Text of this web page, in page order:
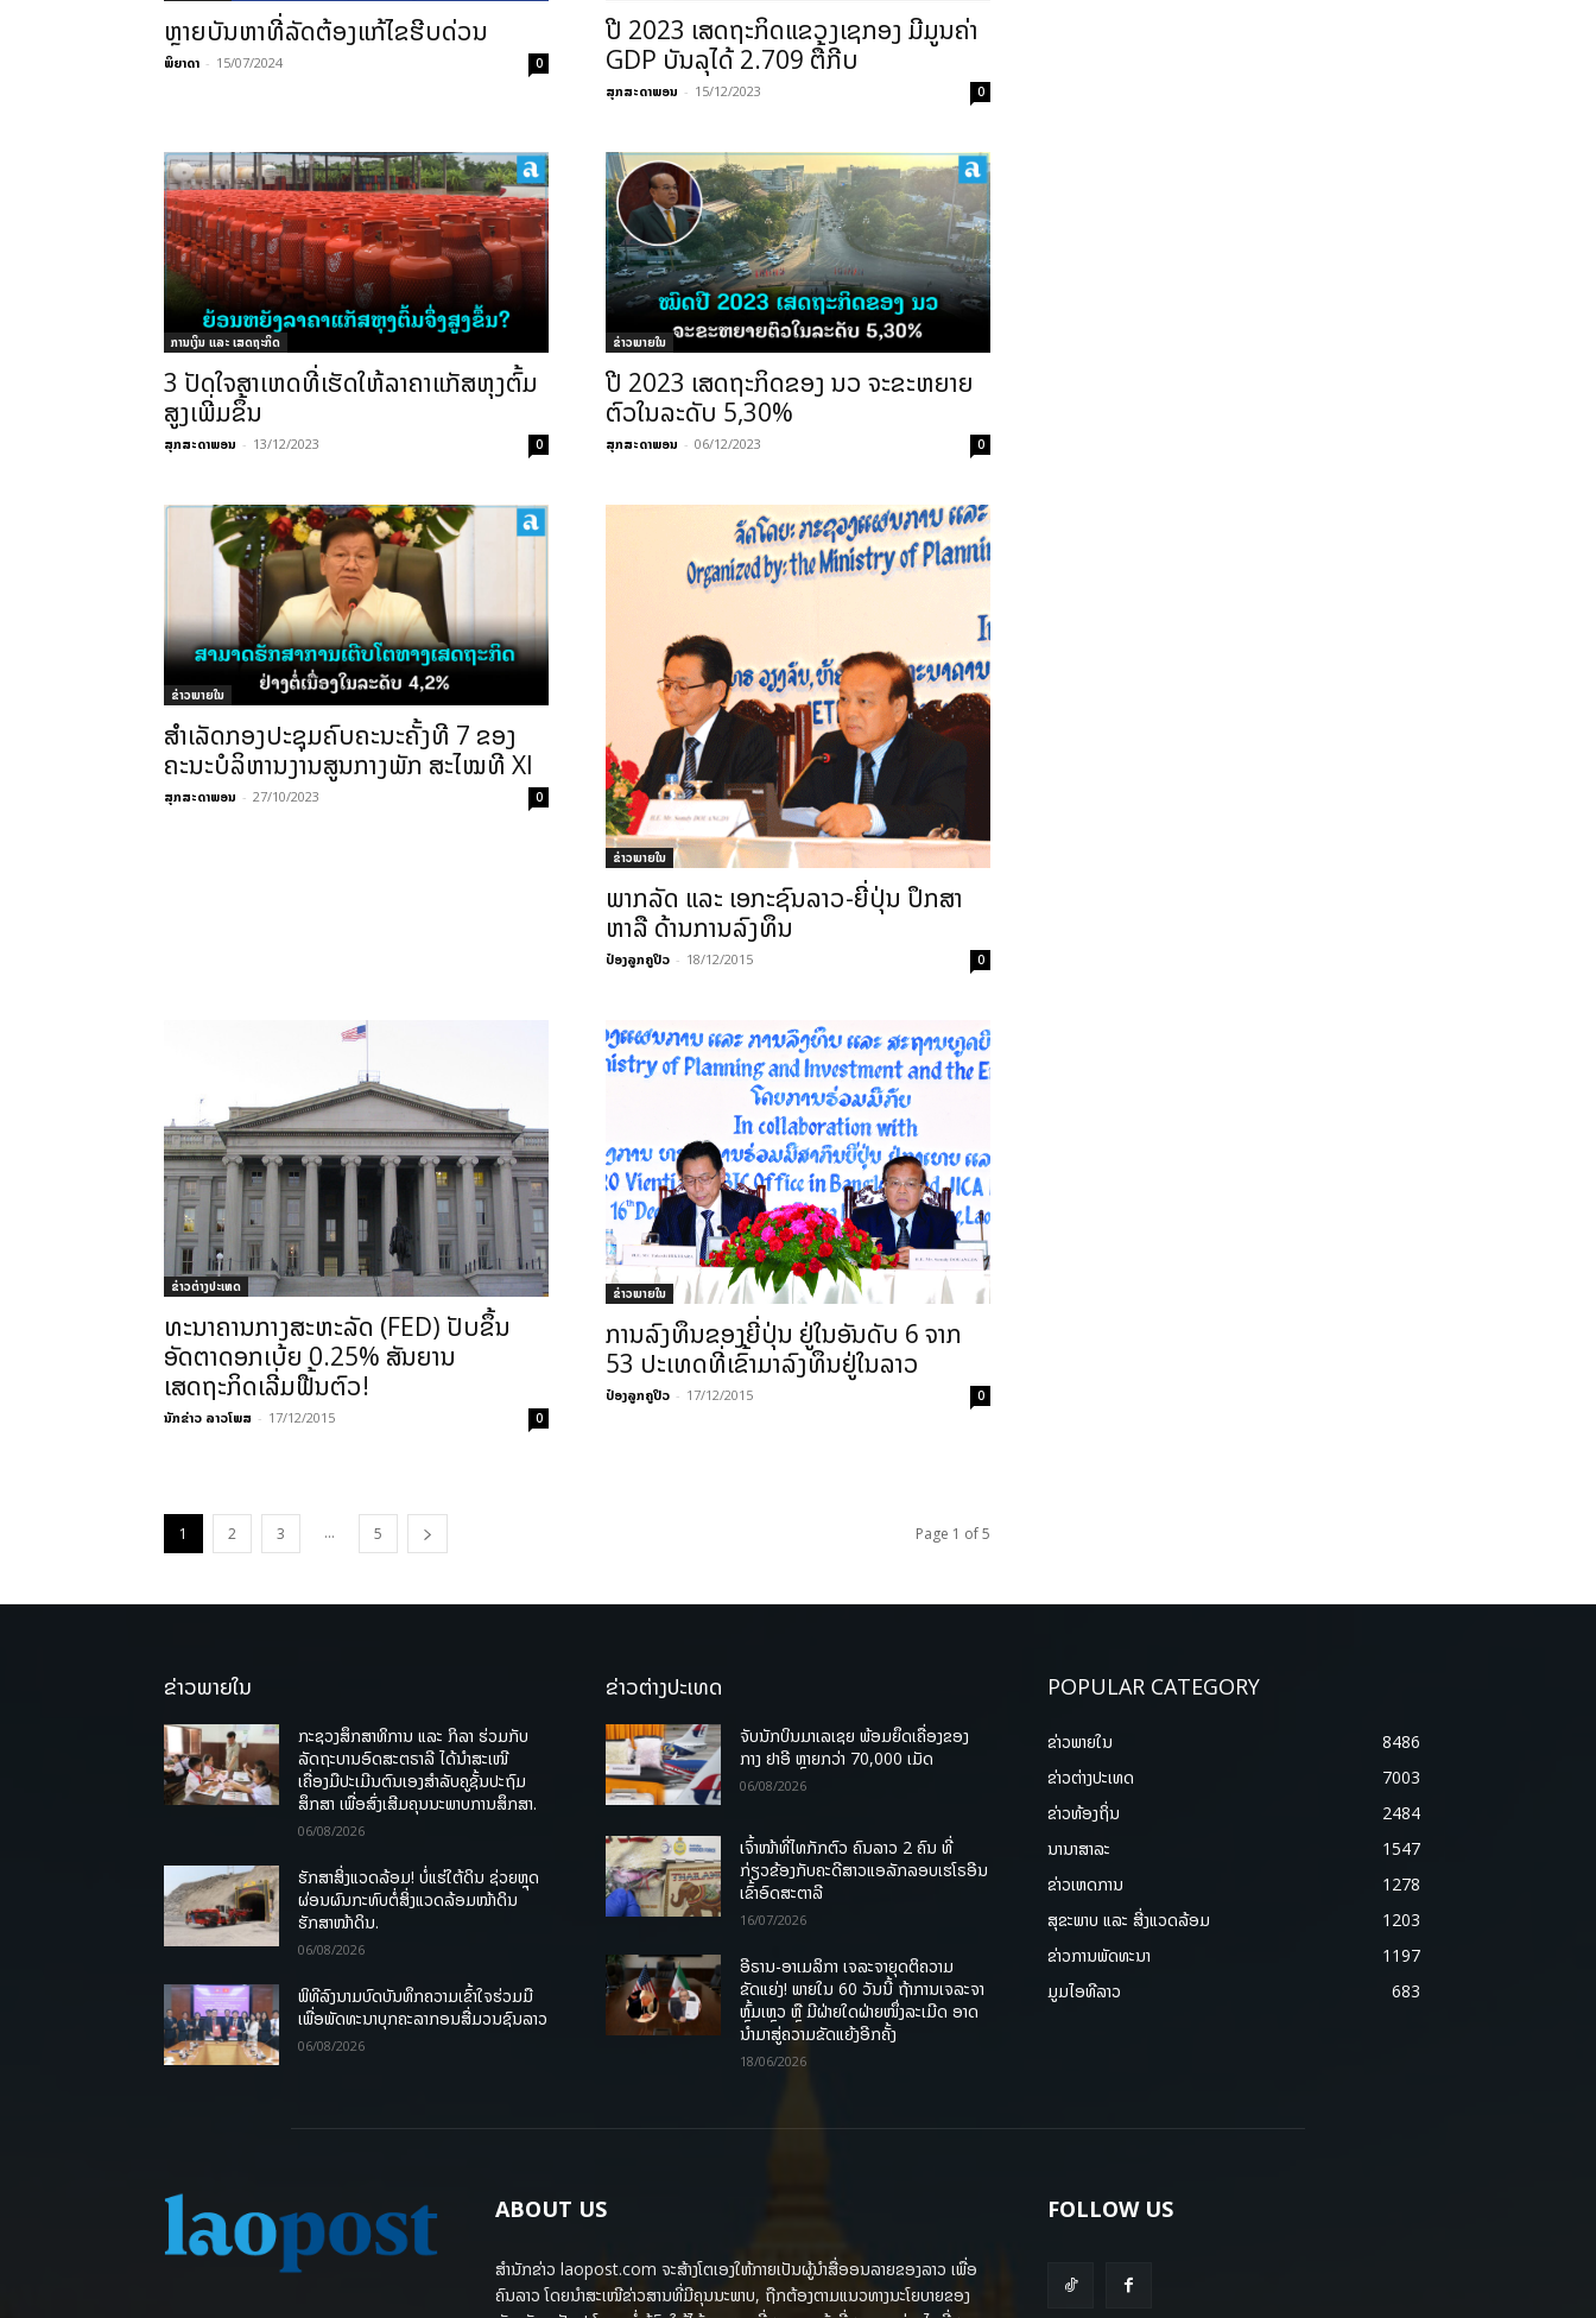
ຫຼາຍບັນຫາທີ່ລັດຕ້ອງແກ້ໄຂຮີບດ່ວນ
ພິຍາດາ - 15/07/2024 0
ປີ 2023 ເສດຖະກິດແຂວງເຊກອງ ມີມູນຄ່າ
GDP ບັນລຸໄດ້ 2.709 ຕື້ກີບ
ສຸກສະດາພອນ - 15/12/2023 0
ການເງິນ ແລະ ເສດຖະກິດ
3 ປັດໃຈສາເຫດທີ່ເຮັດໃຫ້ລາຄາແກັສຫຸງຕົ້ມ
ສູງເພີ່ມຂຶ້ນ
ສຸກສະດາພອນ - 13/12/2023 0
ຂ່າວພາຍ​ໃນ
ປີ 2023 ເສດຖະກິດຂອງ ນວ ຈະຂະຫຍາຍ
ຕົວໃນລະດັບ 5,30%
ສຸກສະດາພອນ - 06/12/2023 0
ຂ່າວພາຍ​ໃນ
ສຳເລັດກອງປະຊຸມຄົບຄະນະຄັ້ງທີ 7 ຂອງ
ຄະນະບໍລິຫານງານສູນກາງພັກ ສະໄໝທີ XI
ສຸກສະດາພອນ - 27/10/2023 0
ຂ່າວພາຍ​ໃນ
ພາກລັດ ແລະ ເອກະຊົນລາວ-ຍີ່ປຸ່ນ ປຶກສາ
ຫາລື ດ້ານການລົງທຶນ
ປ໋ອງລູກຄູປິວ - 18/12/2015 0
ຂ່າວຕ່າງປະເທດ
ທະນາຄານກາງສະຫະລັດ (FED) ປັບຂຶ້ນ
ອັດຕາດອກເບ້ຍ 0.25% ສັນຍານ
ເສດຖະກິດເລີ່ມຟື້ນຕົວ!
ນັກຂ່າວ ລາວໂພສ - 17/12/2015 0
ຂ່າວພາຍ​ໃນ
ການລົງທຶນຂອງຍີ່ປຸ່ນ ຢູ່ໃນອັນດັບ 6 ຈາກ
53 ປະເທດທີ່ເຂົ້າມາລົງທຶນຢູ່ໃນລາວ
ປ໋ອງລູກຄູປິວ - 17/12/2015 0
1 2 3 ... 5 Page 1 of 5
ຂ່າວພາຍໃນ
ກະຊວງສຶກສາທິການ ແລະ ກິລາ ຮ່ວມກັບ
ລັດຖະບານອົດສະຕຣາລີ ໄດ້ນຳສະເໜີ
ເຄື່ອງມືປະເມີນຕົນເອງສຳລັບຄູຊັ້ນປະຖົມ
ສຶກສາ ເພື່ອສົ່ງເສີມຄຸນນະພາບການສຶກສາ.
06/08/2026
ຮັກສາສິ່ງແວດລ້ອມ! ບໍ່ແຮ່ໃຕ້ດິນ ຊ່ວຍຫຼຸດ
ຜ່ອນຜົນກະທົບຕໍ່ສິ່ງແວດລ້ອມໜ້າດິນ
ຮັກສາໜ້າດິນ.
06/08/2026
ພິທີລົງນາມບົດບັນທຶກຄວາມເຂົ້າໃຈຮ່ວມມື
ເພື່ອພັດທະນາບຸກຄະລາກອນສື່ມວນຊົນລາວ
06/08/2026
ຂ່າວຕ່າງປະເທດ
ຈັບນັກບິນມາເລເຊຍ ພ້ອມຍຶດເຄື່ອງຂອງ
ກາງ ຢາອີ ຫຼາຍກວ່າ 70,000 ເມັດ
06/08/2026
ເຈົ້າໜ້າທີ່ໄທກັກຕົວ ຄົນລາວ 2 ຄົນ ທີ່
ກ່ຽວຂ້ອງກັບຄະດີສາວແອລັກລອບເຮໂຣອີນ
ເຂົ້າອົດສະຕາລີ
16/07/2026
ອີຣານ-ອາເມລິກາ ເຈລະຈາຍຸດຕິຄວາມ
ຂັດແຍ່ງ! ພາຍໃນ 60 ວັນນີ້ ຖ້າການເຈລະຈາ
ຫຼົ້ມເຫຼວ ຫຼື ມີຝ່າຍໃດຝ່າຍໜຶ່ງລະເມີດ ອາດ
ນໍາມາສູ່ຄວາມຂັດແຍ້ງອີກຄັ້ງ
18/06/2026
POPULAR CATEGORY
ຂ່າວພາຍ​ໃນ
8486
ຂ່າວຕ່າງປະເທດ
7003
ຂ່າວທ້ອງຖິ່ນ
2484
ນານາສາລະ
1547
ຂ່າວເຫດການ
1278
ສຸຂະພາບ ແລະ ສີ່ງແວດລ້ອມ
1203
ຂ່າວການພັດທະນາ
1197
ມູມໄອທີລາວ
683
ABOUT US
ສຳນັກຂ່າວ laopost.com ຈະສ້າງໂຕເອງໃຫ້ກາຍເປັນຜູ້ນຳສື່ອອນລາຍຂອງລາວ ເພື່ອ
ຄົນລາວ ໂດຍນຳສະເໜີຂ່າວສານທີ່ມີຄຸນນະພາບ, ຖືກຕ້ອງຕາມແນວທາງນະໂຍບາຍຂອງ
FOLLOW US